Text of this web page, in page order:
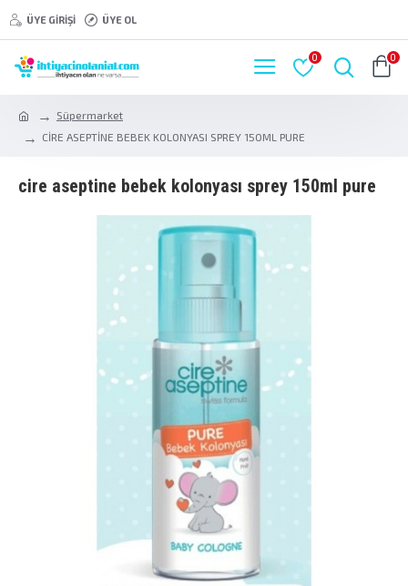
ÜYE GIRIŞI ÜYE OL
0 0
Süpermarket
CİRE ASEPTİNE BEBEK KOLONYASI SPREY 150ML PURE
ci̇re asepti̇ne bebek kolonyasi sprey 150ml pure